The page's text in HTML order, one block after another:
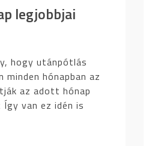
legjobbjai
hogy utánpótlás
minden hónapban az
az adott hónap
van ez idén is